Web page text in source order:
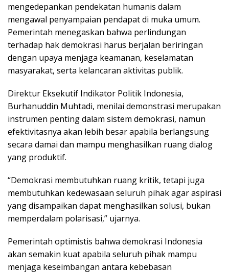
mengedepankan pendekatan humanis dalam
mengawal penyampaian pendapat di muka umum.
Pemerintah menegaskan bahwa perlindungan
terhadap hak demokrasi harus berjalan beriringan
dengan upaya menjaga keamanan, keselamatan
masyarakat, serta kelancaran aktivitas publik.
Direktur Eksekutif Indikator Politik Indonesia,
Burhanuddin Muhtadi, menilai demonstrasi merupakan
instrumen penting dalam sistem demokrasi, namun
efektivitasnya akan lebih besar apabila berlangsung
secara damai dan mampu menghasilkan ruang dialog
yang produktif.
“Demokrasi membutuhkan ruang kritik, tetapi juga
membutuhkan kedewasaan seluruh pihak agar aspirasi
yang disampaikan dapat menghasilkan solusi, bukan
memperdalam polarisasi,” ujarnya.
Pemerintah optimistis bahwa demokrasi Indonesia
akan semakin kuat apabila seluruh pihak mampu
menjaga keseimbangan antara kebebasan